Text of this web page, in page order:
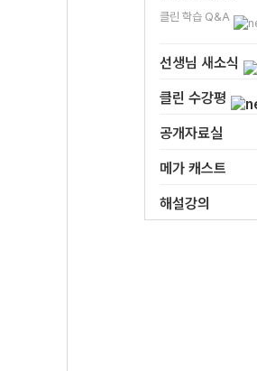
클린 학습 Q&A
선생님 새소식
클린 수강평
공개자료실
메가 캐스트
해설강의